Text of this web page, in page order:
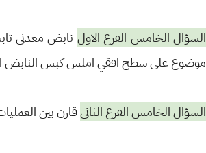
السؤال الخامس الفرع الاول
موضوع على سطح افقي املس كبس النابض ازاحه مقدارها 0.2 متر ما اقصى انطلاق يكتسبه
السؤال الخامس الفرع الثانيقارن بين